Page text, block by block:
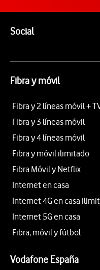
SocialEnlaces a las
Fibra y móvil
Fibra y 2 líneas móvil +
Fibra y 3 líneas móvil
Fibra y 4 líneas móvil
Fibra y móvil ilimitado
Fibra Móvil y Netflix
Internet en casa
Internet 4G en casa
Internet 5G en casa
Fibra, móvil y fútbol
Vodafone España